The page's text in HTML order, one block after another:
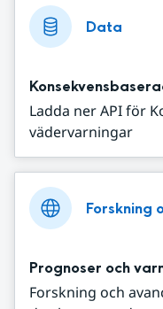
Data
Ladda ner API för
vädervarningar
Forskning
Prognoser och
Forskning och